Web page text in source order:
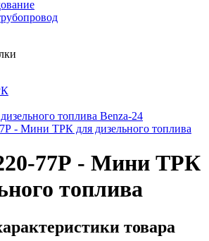
топлива Benza-24
- Мини ТРК для дизельного топлива
77Р - Мини ТРК
топлива
товара